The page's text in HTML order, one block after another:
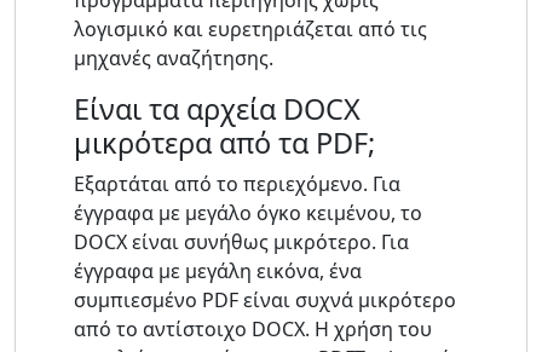
λογισμικό και ευρετηριάζεται από τις
μηχανές αναζήτησης.
Είναι τα αρχεία DOCX
μικρότερα από τα PDF;
Εξαρτάται από το περιεχόμενο. Για
έγγραφα με μεγάλο όγκο κειμένου, το
DOCX είναι συνήθως μικρότερο. Για
έγγραφα με μεγάλη εικόνα, ένα
συμπιεσμένο PDF είναι συχνά μικρότερο
από το αντίστοιχο DOCX. Η χρήση του